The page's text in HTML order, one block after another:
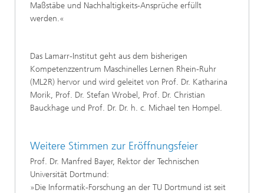
Maßstäbe und Nachhaltigkeits-Ansprüche erfüllt
werden.«
Das Lamarr-Institut geht aus dem bisherigen
Kompetenzzentrum Maschinelles Lernen Rhein-Ruhr
(ML2R) hervor und wird geleitet von Prof. Dr. Katharina
Morik, Prof. Dr. Stefan Wrobel, Prof. Dr. Christian
Bauckhage und Prof. Dr. Dr. h. c. Michael ten Hompel.
Weitere Stimmen zur Eröffnungsfeier
Prof. Dr. Manfred Bayer, Rektor der Technischen
Universität Dortmund:
»Die Informatik-Forschung an der TU Dortmund ist seit